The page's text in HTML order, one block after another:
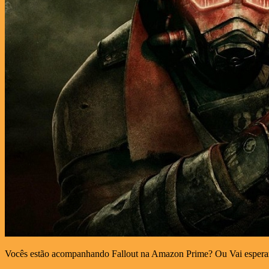
Vocês estão acompanhando Fallout na Amazon Prime? Ou Vai